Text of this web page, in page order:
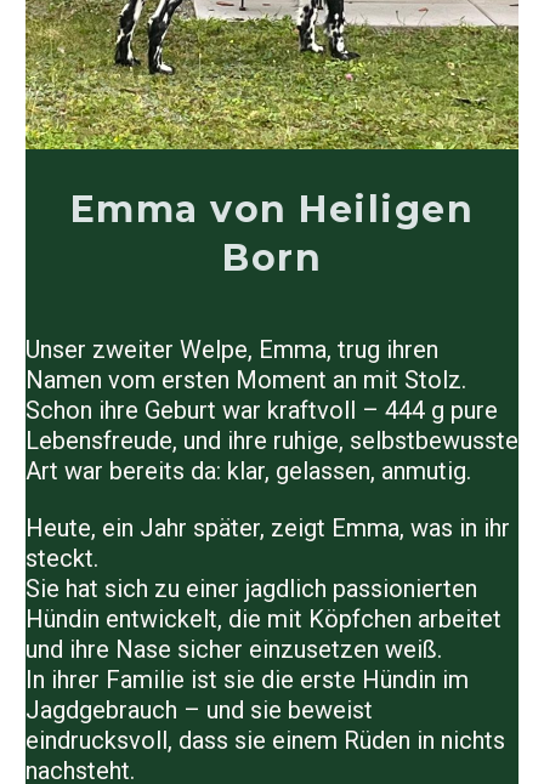
Emma von Heiligen
Born
Unser zweiter Welpe, Emma, trug ihren
Namen vom ersten Moment an mit Stolz.
Schon ihre Geburt war kraftvoll – 444 g pure
Lebensfreude, und ihre ruhige, selbstbewusste
Art war bereits da: klar, gelassen, anmutig.
Heute, ein Jahr später, zeigt Emma, was in ihr
steckt.
Sie hat sich zu einer jagdlich passionierten
Hündin entwickelt, die mit Köpfchen arbeitet
und ihre Nase sicher einzusetzen weiß.
In ihrer Familie ist sie die erste Hündin im
Jagdgebrauch – und sie beweist
eindrucksvoll, dass sie einem Rüden in nichts
nachsteht.